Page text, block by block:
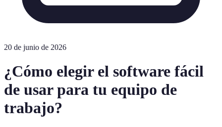
20 de junio de 2026
¿Cómo elegir el software fácil
de usar para tu equipo de
trabajo?